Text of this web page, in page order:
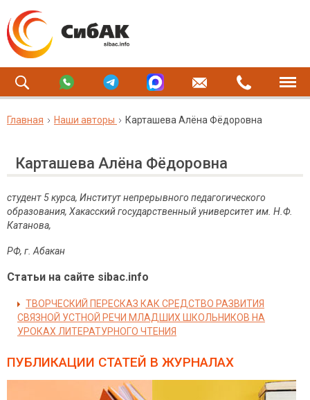
Главная Наши авторы Карташева Алёна Фёдоровна
Карташева Алёна Фёдоровна
студент 5 курса, Институт непрерывного педагогического
образования, Хакасский государственный университет им. Н.Ф.
Катанова,
РФ, г. Абакан
Статьи на сайте sibac.info
ТВОРЧЕСКИЙ ПЕРЕСКАЗ КАК СРЕДСТВО РАЗВИТИЯ
СВЯЗНОЙ УСТНОЙ РЕЧИ МЛАДШИХ ШКОЛЬНИКОВ НА
УРОКАХ ЛИТЕРАТУРНОГО ЧТЕНИЯ
ПУБЛИКАЦИИ СТАТЕЙ В ЖУРНАЛАХ